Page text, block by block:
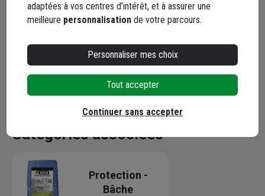
15,78 €
Livraison disponible selon stock agence
11,36 €
Choisir une agence
Catégories associées
Protection -
Bâche
adaptées à vos centres d’intérêt, et à assurer une
meilleure personnalisation de votre parcours.
Personnaliser mes choix
Tout accepter
Continuer sans accepter